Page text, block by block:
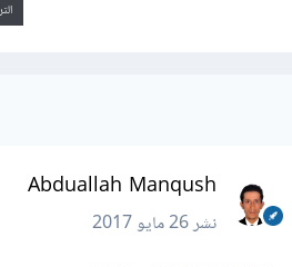
Abduallah Manqush
نشر26 مايو 2017